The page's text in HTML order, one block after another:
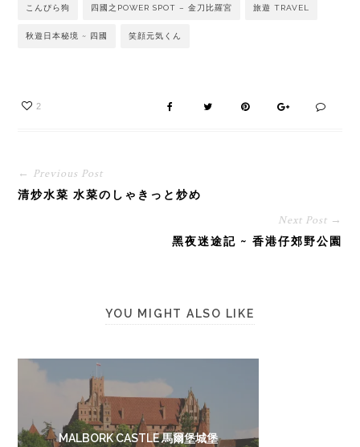
こんぴら狗 四國之POWER SPOT – 金刀比羅宮 旅遊 TRAVEL
秋遊日本秘境 ~ 四國 笑顔元気くん
2
← Previous Post
清炒水菜 水菜のしゃきっと炒め
Next Post →
黑夜迷途記 ~ 香港仔郊野公園
YOU MIGHT ALSO LIKE
MALBORK CASTLE 馬爾堡城堡